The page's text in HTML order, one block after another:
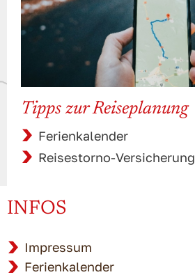
Tipps zur Reiseplanung
Ferienkalender
Reisestorno-Versicherung
INFOS
Impressum
Ferienkalender